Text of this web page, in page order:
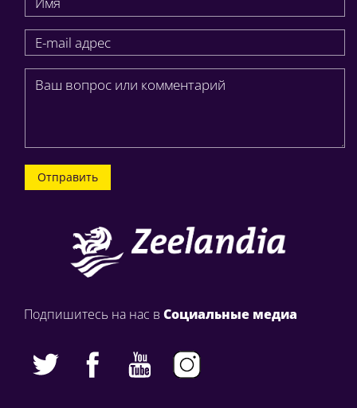
Отправить
Подпишитесь на нас в Социальные медиа